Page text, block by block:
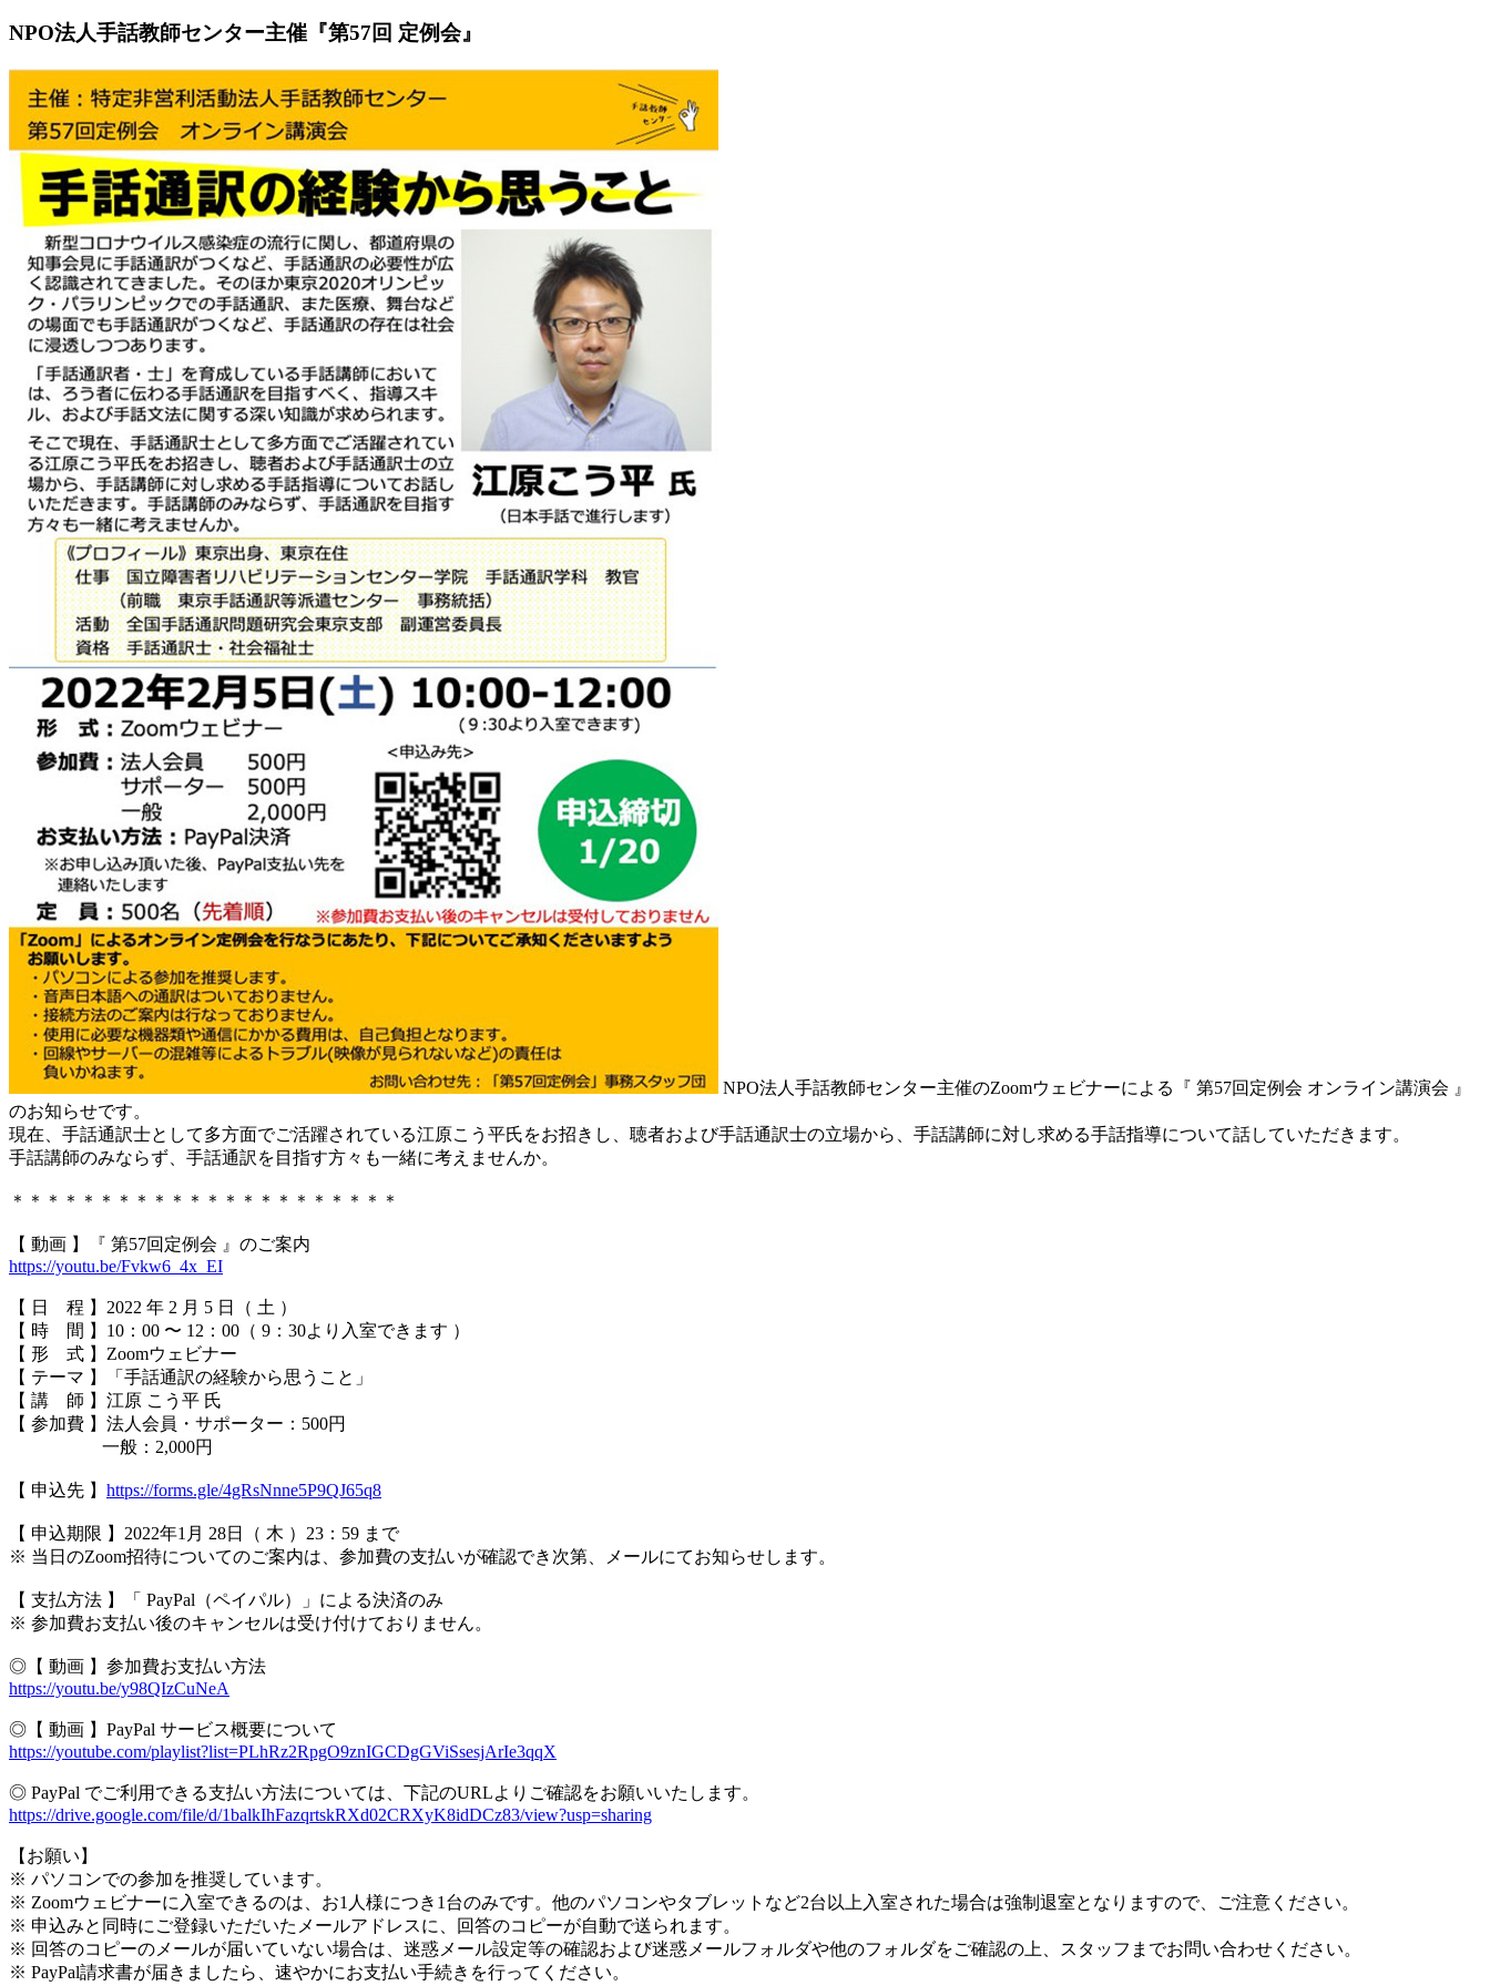
NPO法人手話教師センター主催『第57回 定例会』
NPO法人手話教師センター主催のZoomウェビナーによる『 第57回定例会 オンライン講演会 』
のお知らせです。
現在、手話通訳士として多方面でご活躍されている江原こう平氏をお招きし、聴者および手話通訳士の立場から、手話講師に対し求める手話指導について話していただきます。
手話講師のみならず、手話通訳を目指す方々も一緒に考えませんか。
＊＊＊＊＊＊＊＊＊＊＊＊＊＊＊＊＊＊＊＊＊＊
【 動画 】『 第57回定例会 』のご案内
https://youtu.be/Fvkw6_4x_EI
【 日 程 】2022 年 2 月 5 日（ 土 ）
【 時 間 】10：00 〜 12：00（ 9：30より入室できます ）
【 形 式 】Zoomウェビナー
【 テーマ 】「手話通訳の経験から思うこと」
【 講 師 】江原 こう平 氏
【 参加費 】法人会員・サポーター：500円
一般：2,000円
【 申込先 】 https://forms.gle/4gRsNnne5P9QJ65q8
【 申込期限 】2022年1月 28日（ 木 ）23：59 まで
※ 当日のZoom招待についてのご案内は、参加費の支払いが確認でき次第、メールにてお知らせします。
【 支払方法 】「 PayPal（ペイパル）」による決済のみ
※ 参加費お支払い後のキャンセルは受け付けておりません。
◎【 動画 】参加費お支払い方法
https://youtu.be/y98QIzCuNeA
◎【 動画 】PayPal サービス概要について
https://youtube.com/playlist?list=PLhRz2RpgO9znIGCDgGViSsesjArIe3qqX
◎ PayPal でご利用できる支払い方法については、下記のURLよりご確認をお願いいたします。
https://drive.google.com/file/d/1balkIhFazqrtskRXd02CRXyK8idDCz83/view?usp=sharing
【お願い】
※ パソコンでの参加を推奨しています。
※ Zoomウェビナーに入室できるのは、お1人様につき1台のみです。他のパソコンやタブレットなど2台以上入室された場合は強制退室となりますので、ご注意ください。
※ 申込みと同時にご登録いただいたメールアドレスに、回答のコピーが自動で送られます。
※ 回答のコピーのメールが届いていない場合は、迷惑メール設定等の確認および迷惑メールフォルダや他のフォルダをご確認の上、スタッフまでお問い合わせください。
※ PayPal請求書が届きましたら、速やかにお支払い手続きを行ってください。